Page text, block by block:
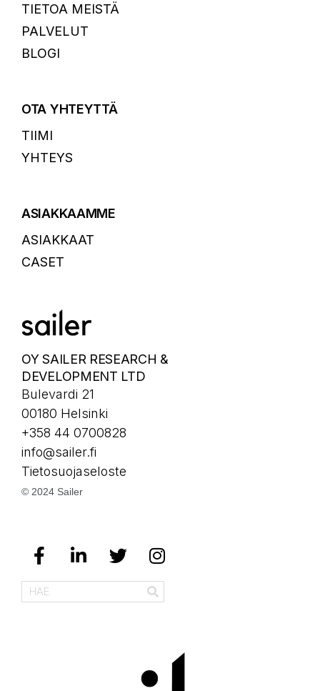
TIETOA MEISTÄ
PALVELUT
BLOGI
OTA YHTEYTTÄ
TIIMI
YHTEYS
ASIAKKAAMME
ASIAKKAAT
CASET
OY SAILER RESEARCH &
DEVELOPMENT LTD
Bulevardi 21
00180 Helsinki
+358 44 0700828
info@sailer.fi
Tietosuojaseloste
© 2024 Sailer